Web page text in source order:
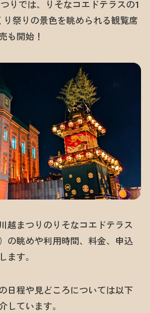
りでは、りそなコエドテラスの1
り祭りの景色を眺められる観覧席
も開始！
越まつりのりそなコエドテラス
の眺めや利用時間、料金、申込
ます。
日程や見どころについては以下
しています。